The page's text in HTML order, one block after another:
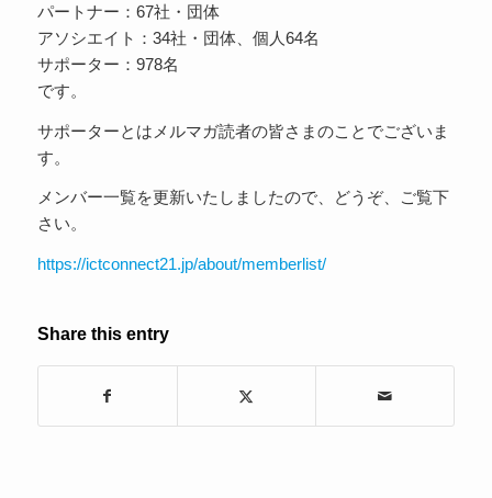
パートナー：67社・団体
アソシエイト：34社・団体、個人64名
サポーター：978名
です。
サポーターとはメルマガ読者の皆さまのことでございま
す。
メンバー一覧を更新いたしましたので、どうぞ、ご覧下
さい。
https://ictconnect21.jp/about/memberlist/
Share this entry